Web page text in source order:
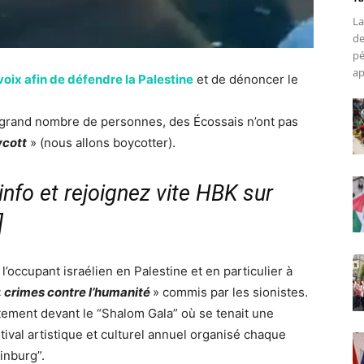
afin de défendre la Palestine et de dénoncer le
nombre de personnes, des Écossais n’ont pas
» (nous allons boycotter).
et rejoignez vite HBK sur
israélien en Palestine et en particulier à
crimes contre l’humanité » commis par les sionistes.
devant le “Shalom Gala” où se tenait une
artistique et culturel annuel organisé chaque